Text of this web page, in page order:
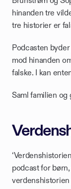
hinanden tre
tre historier er
Podcasten
mod hinanden
falske. I kan
Saml familien og
podcast for
verdenshistorien